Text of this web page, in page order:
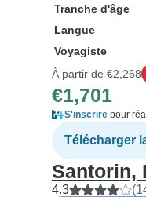
Tranche d'âge
Langue
Voyagiste
À partir de €2,268
€1,701
S'inscrire pour
Télécharger
Santorin,
4.3